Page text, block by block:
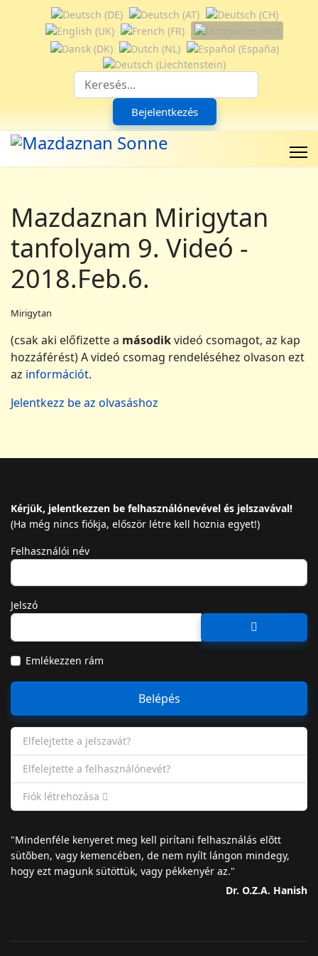
Válasszon nyelvet
Bejelentkezés
Mazdaznan Mirigytan
tanfolyam 9. Videó -
2018.Feb.6.
Mirigytan
(csak aki előfizette a másodikvideó csomagot, az kap
hozzáférést) A videó csomag rendeléséhez olvason ezt
az információt.
Jelentkezz be az olvasáshoz
Kérjük, jelentkezzen be felhasználónevével és jelszavával!
(Ha még nincs fiókja, először létre kell hoznia egyet!)
Felhasználói név
Jelszó
Jelszó
Emlékezzen rám
Belépés
Elfelejtette a jelszavát?
Elfelejtette a felhasználónevét?
Fiók létrehozása
"Mindenféle kenyeret meg kell pirítani felhasználás elõtt
sütõben, vagy kemencében, de nem nyílt lángon mindegy,
hogy ezt magunk sütöttük, vagy pékkenyér az."
Dr. O.Z.A. Hanish